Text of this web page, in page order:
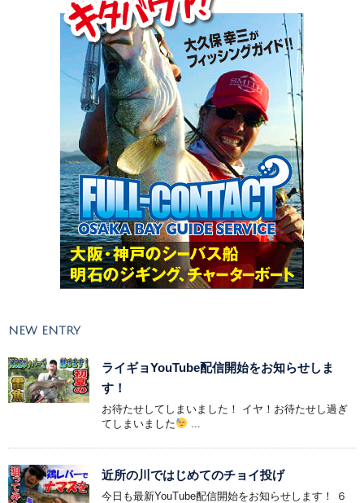
NEW ENTRY
ライギョYouTube配信開始をお知らせしま
す！
お待たせしてしまいました！ イヤ！お待たせし過ぎ
てしまいました
近所の川ではじめてのチョイ投げ
今日も最新YouTube配信開始をお知らせします！ ６